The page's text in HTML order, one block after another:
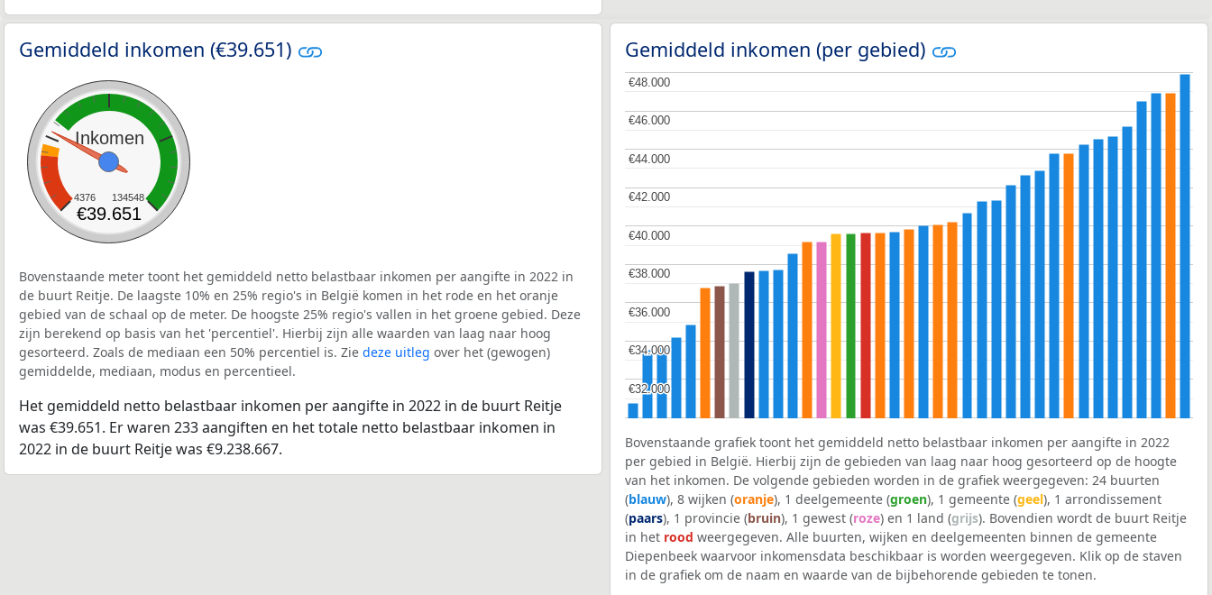
Gemiddeld inkomen (€39.651)
Inkomen
4376 134548
€39.651
Bovenstaande meter toont het gemiddeld netto belastbaar inkomen per aangifte in 2022 in
de buurt Reitje. De laagste 10% en 25% regio's in België komen in het rode en het oranje
gebied van de schaal op de meter. De hoogste 25% regio's vallen in het groene gebied. Deze
zijn berekend op basis van het 'percentiel'. Hierbij zijn alle waarden van laag naar hoog
gesorteerd. Zoals de mediaan een 50% percentiel is. Zie deze uitleg over het (gewogen)
gemiddelde, mediaan, modus en percentieel.
Het gemiddeld netto belastbaar inkomen per aangifte in 2022 in de buurt Reitje
was €39.651. Er waren 233 aangiften en het totale netto belastbaar inkomen in
2022 in de buurt Reitje was €9.238.667.
Gemiddeld inkomen (per gebied)
€32.000
€32.000
€34.000
€34.000
€36.000
€36.000
€38.000
€38.000
€40.000
€40.000
€42.000
€42.000
€44.000
€44.000
€46.000
€46.000
€48.000
€48.000
Bovenstaande grafiek toont het gemiddeld netto belastbaar inkomen per aangifte in 2022
per gebied in België. Hierbij zijn de gebieden van laag naar hoog gesorteerd op de hoogte
van het inkomen. De volgende gebieden worden in de grafiek weergegeven: 24 buurten
(blauw), 8 wijken (oranje), 1 deelgemeente (groen), 1 gemeente (geel), 1 arrondissement
(paars), 1 provincie (bruin), 1 gewest (roze) en 1 land (grijs). Bovendien wordt de buurt Reitje
in het rood weergegeven. Alle buurten, wijken en deelgemeenten binnen de gemeente
Diepenbeek waarvoor inkomensdata beschikbaar is worden weergegeven. Klik op de staven
in de grafiek om de naam en waarde van de bijbehorende gebieden te tonen.